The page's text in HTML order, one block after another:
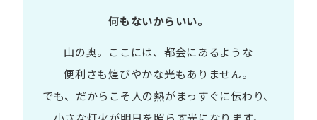
何もないからいい。
山の​奥。​ここには、​都会に​あるような​
便利さも煌びやかな​光も​ありません。​
でも、​だから​こそ 人の​熱が​まっすぐに​伝わり、